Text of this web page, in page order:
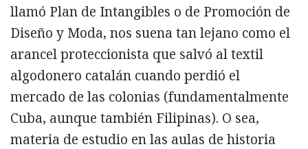
llamó Plan de Intangibles o de Promoción de
Diseño y Moda, nos suena tan lejano como el
arancel proteccionista que salvó al textil
algodonero catalán cuando perdió el
mercado de las colonias (fundamentalmente
Cuba, aunque también Filipinas). O sea,
materia de estudio en las aulas de historia